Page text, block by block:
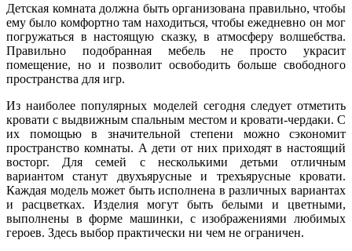
Детская комната должна быть организована правильно, чтобы
ему было комфортно там находиться, чтобы ежедневно он мог
погружаться в настоящую сказку, в атмосферу волшебства.
Правильно подобранная мебель не просто украсит
помещение, но и позволит освободить больше свободного
пространства для игр.
Из наиболее популярных моделей сегодня следует отметить
кровати с выдвижным спальным местом и кровати-чердаки. С
их помощью в значительной степени можно сэкономит
пространство комнаты. А дети от них приходят в настоящий
восторг. Для семей с несколькими детьми отличным
вариантом станут двухъярусные и трехъярусные кровати.
Каждая модель может быть исполнена в различных вариантах
и расцветках. Изделия могут быть белыми и цветными,
выполнены в форме машинки, с изображениями любимых
героев. Здесь выбор практически ни чем не ограничен.